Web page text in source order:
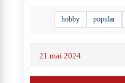
hobby popular
21 mai 2024